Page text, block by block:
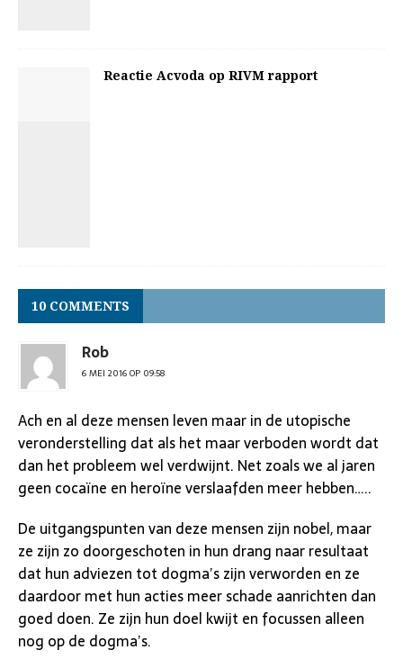
Reactie Acvoda op RIVM rapport
10 COMMENTS
Rob
6 MEI 2016 OP 09:58
Ach en al deze mensen leven maar in de utopische
veronderstelling dat als het maar verboden wordt dat
dan het probleem wel verdwijnt. Net zoals we al jaren
geen cocaïne en heroïne verslaafden meer hebben…..
De uitgangspunten van deze mensen zijn nobel, maar
ze zijn zo doorgeschoten in hun drang naar resultaat
dat hun adviezen tot dogma’s zijn verworden en ze
daardoor met hun acties meer schade aanrichten dan
goed doen. Ze zijn hun doel kwijt en focussen alleen
nog op de dogma’s.